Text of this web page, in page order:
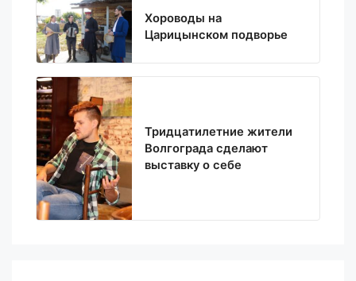
Хороводы на
Царицынском подворье
Тридцатилетние жители
Волгограда сделают
выставку о себе